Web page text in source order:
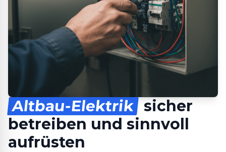
Altbau-Elektrik sicher
betreiben und sinnvoll
aufrüsten